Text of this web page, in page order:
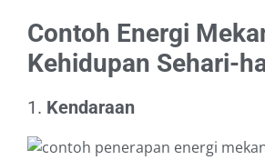
Contoh Energi
Kehidupan Sehari-
1. Kendaraan